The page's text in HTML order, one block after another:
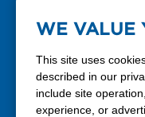
WE VALUE
This site uses
described in our
include site
experience, or